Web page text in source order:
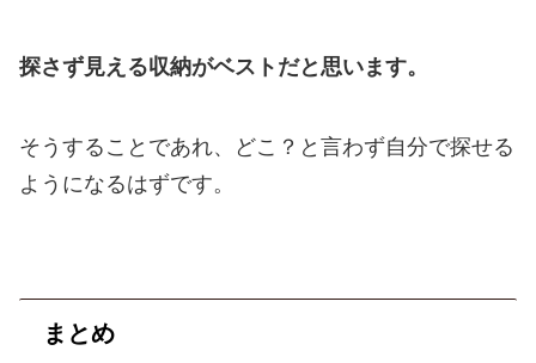
探さず見える収納がベストだと思います。
そうすることであれ、どこ？と言わず自分で探せる
ようになるはずです。
まとめ